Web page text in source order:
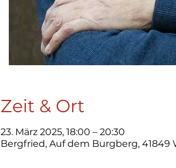
Zeit & Ort
23. März 2025, 18:00 – 20:30
Bergfried, Auf dem Burgberg, 41849